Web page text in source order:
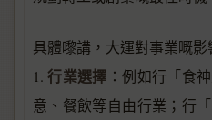
具體嚟講，大運對事業嘅影
1.行業選擇 ：例如行「食
意、餐飲等自由行業；行